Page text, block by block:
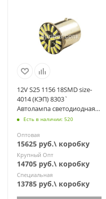
12V S25 1156 18SMD size-
4014 (КЭП) 8303`
Автолампа светодиодная
"кукуруза"- 1 ряд (А12-21;
Есть в наличии: 520
Оптовая
15625 руб.\ коробку
Крупный Опт
14705 руб.\ коробку
Специальная
13785 руб.\ коробку